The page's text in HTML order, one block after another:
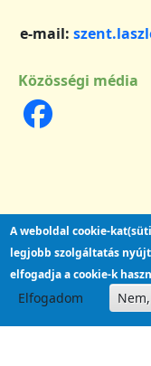
e-mail:
Közösségi média
A weboldal cookie-
legjobb szolgáltatás
elfogadja a cookie-k
Elfogadom